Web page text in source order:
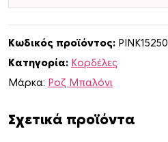
ώ
ν
π
Κωδικός προϊόντος: PINK15250
Κατηγορία: Κορδέλες
Μάρκα: Ροζ Μπαλόνι
Σχετικά προϊόντα